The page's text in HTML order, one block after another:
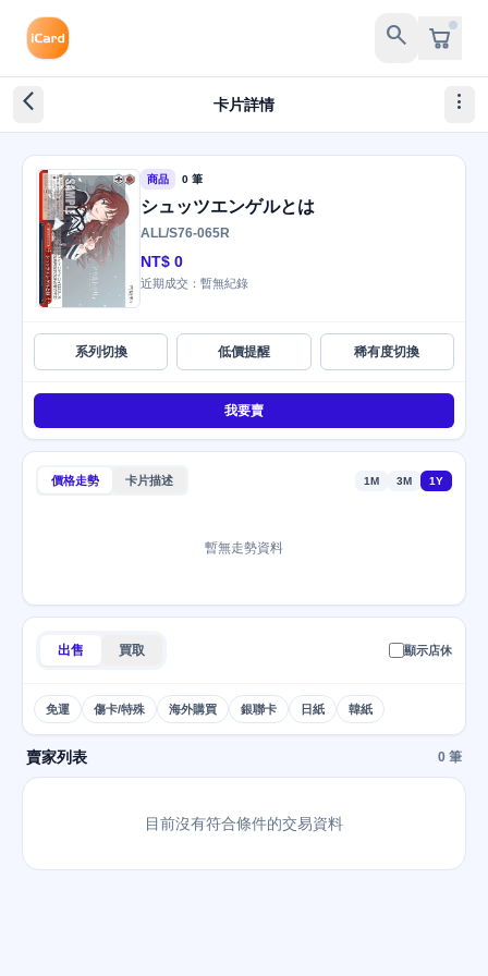
search
arrow_back_ios_new 卡片詳情 more_vert
商品 0 筆
シュッツエンゲルとは
ALL/S76-065R
NT$ 0
近期成交：暫無紀錄
系列切換 低價提醒 稀有度切換
我要賣
價格走勢 卡片描述 1M 3M 1Y
暫無走勢資料
出售 買取 顯示店休
免運 傷卡/特殊 海外購買 銀聯卡 日紙 韓紙
賣家列表 0 筆
目前沒有符合條件的交易資料